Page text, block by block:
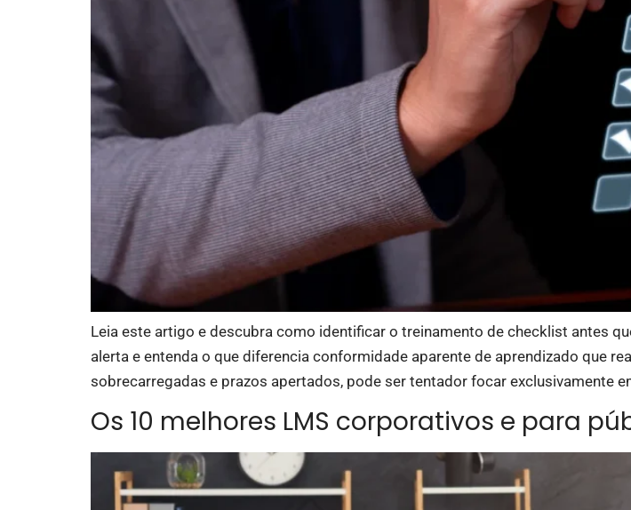
Leia este artigo e descubra como identificar o treinamento de checklist antes
alerta e entenda o que diferencia conformidade aparente de aprendizado que
sobrecarregadas e prazos apertados, pode ser tentador focar exclusivamente
Os 10 melhores LMS corporativos e para